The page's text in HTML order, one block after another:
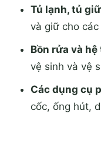
Tủ lạnh, tủ
và giữ cho
Bồn rửa và
vệ sinh và vệ
Các dụng cụ
cốc, ống hút,